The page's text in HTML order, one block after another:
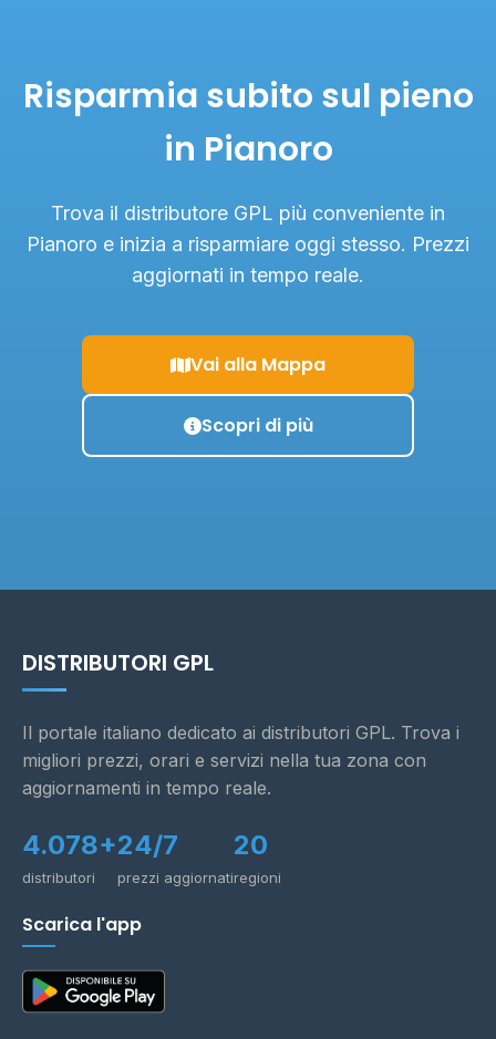
Risparmia subito sul pieno
in Pianoro
Trova il distributore GPL più conveniente in
Pianoro e inizia a risparmiare oggi stesso. Prezzi
aggiornati in tempo reale.
Vai alla Mappa
Scopri di più
DISTRIBUTORI GPL
Il portale italiano dedicato ai distributori GPL. Trova i
migliori prezzi, orari e servizi nella tua zona con
aggiornamenti in tempo reale.
4.078+
distributori
24/7
prezzi aggiornati
20
regioni
Scarica l'app